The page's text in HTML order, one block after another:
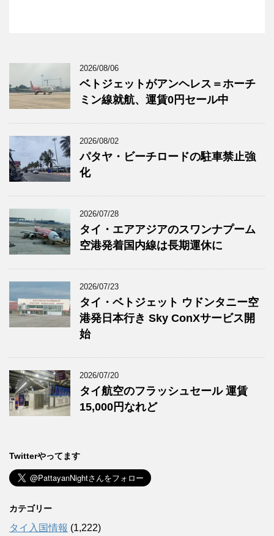
2026/08/06
ベトジェットがアンヘレス＝ホーチ
ミン線就航、運賃0円セール中
2026/08/02
パタヤ・ビーチロードの駐車禁止強
化
2026/07/28
タイ・エアアジアのスワンナプーム
空港発着国内線は長期運休に
2026/07/23
タイ・ベトジェット ウドンタニー空
港発日本行き Sky ConXサービス開
始
2026/07/20
タイ航空のフラッシュセール 運賃
15,000円なれど
Twitterやってます
カテゴリー
タイ入国情報 (1,222)